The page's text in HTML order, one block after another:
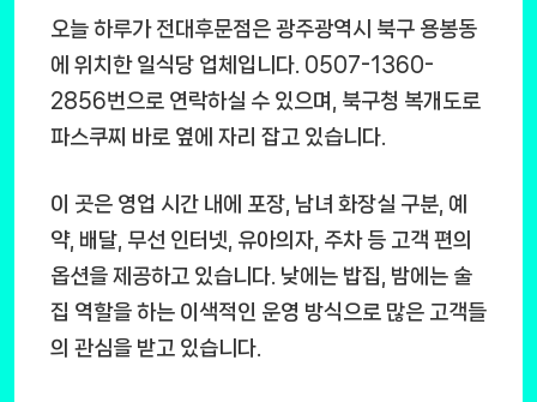
오늘 하루가 전대후문점은 광주광역시 북구 용봉동
에 위치한 일식당 업체입니다. 0507-1360-
2856번으로 연락하실 수 있으며, 북구청 복개도로
파스쿠찌 바로 옆에 자리 잡고 있습니다.
이 곳은 영업 시간 내에 포장, 남녀 화장실 구분, 예
약, 배달, 무선 인터넷, 유아의자, 주차 등 고객 편의
옵션을 제공하고 있습니다. 낮에는 밥집, 밤에는 술
집 역할을 하는 이색적인 운영 방식으로 많은 고객들
의 관심을 받고 있습니다.